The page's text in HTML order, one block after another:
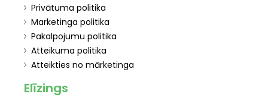
Privātuma politika
Marketinga politika
Pakalpojumu politika
Atteikuma politika
Atteikties no mārketinga
Elīzings